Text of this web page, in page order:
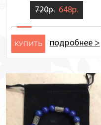
720р. 648р.
KУПИТЬ подробнее >